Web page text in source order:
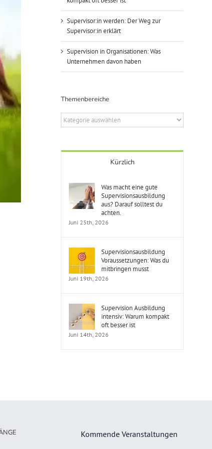
Supervisor:in werden: Der Weg zur
Supervisor:in erklärt
Supervision in Organisationen: Was
Unternehmen davon haben
Themenbereiche
Themenbereiche
Kürzlich
Was macht eine gute
Supervisionsausbildung
aus? Darauf solltest du
achten.
Juni 25th, 2026
Supervisionsausbildung
Voraussetzungen: Was du
mitbringen musst
Juni 19th, 2026
Supervision Ausbildung
intensiv: Warum kompakt
oft besser ist
Juni 14th, 2026
Kommende Veranstaltungen